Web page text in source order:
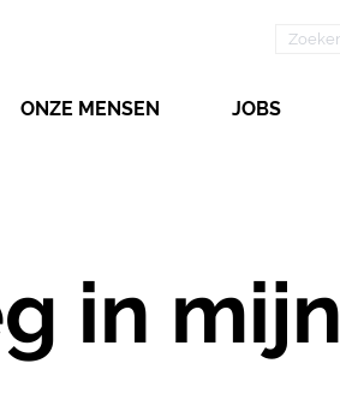
ONZE MENSEN JOBS
in mijn